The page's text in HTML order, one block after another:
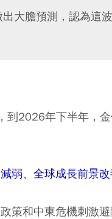
大膽預測，認為這
到2026年下半年，
弱、全球成長前景改
策和中東危機刺激